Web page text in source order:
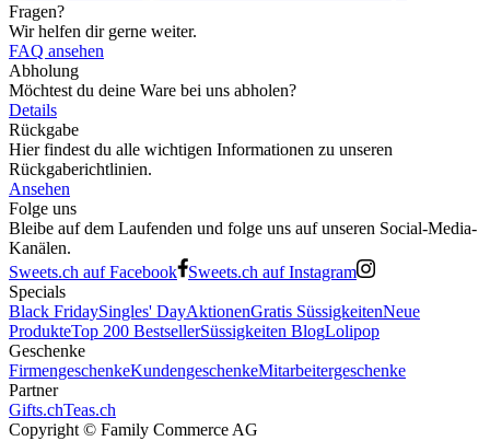
Fragen?
Wir helfen dir gerne weiter.
FAQ ansehen
Abholung
Möchtest du deine Ware bei uns abholen?
Details
Rückgabe
Hier findest du alle wichtigen Informationen zu unseren
Rückgaberichtlinien.
Ansehen
Folge uns
Bleibe auf dem Laufenden und folge uns auf unseren Social-Media-
Kanälen.
Sweets.ch auf Facebook
Sweets.ch auf Instagram
Specials
Black FridaySingles' DayAktionenGratis SüssigkeitenNeue
ProdukteTop 200 BestsellerSüssigkeiten BlogLolipop
Geschenke
FirmengeschenkeKundengeschenkeMitarbeitergeschenke
Partner
Gifts.chTeas.ch
Copyright © Family Commerce AG